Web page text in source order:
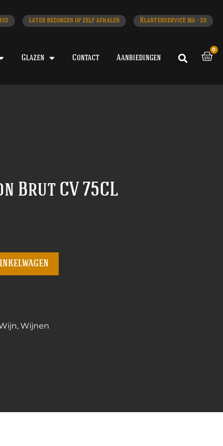
laten bezorgen of zelf afhalen Klantenservice ma - zo
Glazen Contact Aanbiedingen
0
Brut CV 75CL
,Wijnen